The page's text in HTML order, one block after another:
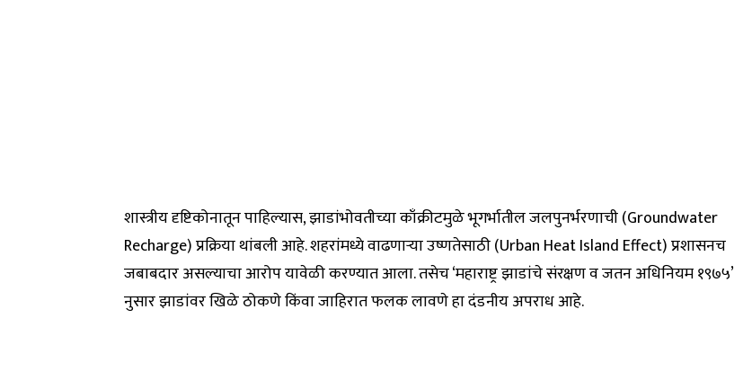
शास्त्रीय दृष्टिकोनातून पाहिल्यास, झाडांभोवतीच्या काँक्रीटमुळे भूगर्भातील जलपुनर्भरणाची (Groundwater
Recharge) प्रक्रिया थांबली आहे. शहरांमध्ये वाढणाऱ्या उष्णतेसाठी (Urban Heat Island Effect) प्रशासनच
जबाबदार असल्याचा आरोप यावेळी करण्यात आला. तसेच ‘महाराष्ट्र झाडांचे संरक्षण व जतन अधिनियम १९७५’
नुसार झाडांवर खिळे ठोकणे किंवा जाहिरात फलक लावणे हा दंडनीय अपराध आहे.